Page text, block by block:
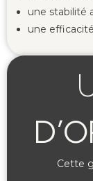
une stabilité
une
Cette